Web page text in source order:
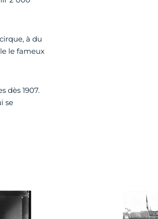
à du
le fameux
dès 1907.
se